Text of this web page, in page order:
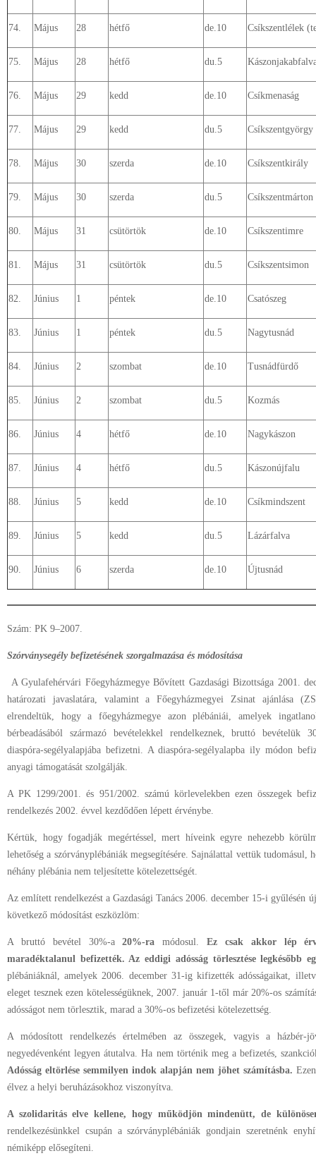
74. Május 28 hétfő de.10 Csíkszentlélek
75. Május 28 hétfő du.5
76. Május 29 kedd de.10 Csíkmenaság
77. Május 29 kedd du.5 Csíkszentgyörgy
78. Május 30 szerda de.10 Csíkszentkirály
79. Május 30 szerda du.5 Csíkszentmárton
80. Május 31 csütörtök de.10 Csíkszentimre
81. Május 31 csütörtök du.5 Csíkszentsimon
82. Június 1 péntek de.10 Csatószeg
83. Június 1 péntek du.5 Nagytusnád
84. Június 2 szombat de.10 Tusnádfürdő
85. Június 2 szombat du.5 Kozmás
86. Június 4 hétfő de.10 Nagykászon
87. Június 4 hétfő du.5 Kászonújfalu
88. Június 5 kedd de.10 Csíkmindszent
89. Június 5 kedd du.5 Lázárfalva
90. Június 6 szerda de.10 Újtusnád
Szám: PK 9–2007.
Szórványsegély befizetésének szorgalmazása és módosítása
A Gyulafehérvári Főegyházmegye Bővített Gazdasági Bizottsága 2001.
határozati javaslatára, valamint a Főegyházmegyei Zsinat ajánlása
elrendeltük, hogy a főegyházmegye azon plébániái, amelyek
bérbeadásából származó bevételekkel rendelkeznek, bruttó bevételük
diaspóra-segélyalapjába befizetni. A diaspóra-segélyalapba ily módon
anyagi támogatását szolgálják.
A PK 1299/2001. és 951/2002. számú körlevelekben ezen összegek
rendelkezés 2002. évvel kezdődően lépett érvénybe.
Kértük, hogy fogadják megértéssel, mert híveink egyre nehezebb
lehetőség a szórványplébániák megsegítésére. Sajnálattal vettük
néhány plébánia nem teljesítette kötelezettségét.
Az említett rendelkezést a Gazdasági Tanács 2006. december 15-i gyűlésén
következő módosítást eszközlöm:
A bruttó bevétel 30%-a20%-ra módosul.Ez csak akkor lép
maradéktalanul befizették. Az eddigi adósság törlesztése legkésőbb
plébániáknál, amelyek 2006. december 31-ig kifizették adósságaikat,
eleget tesznek ezen kötelességüknek, 2007. január 1-től már 20%-os
adósságot nem törlesztik, marad a 30%-os befizetési kötelezettség.
A módosított rendelkezés értelmében az összegek, vagyis a házbér-
negyedévenként legyen átutalva. Ha nem történik meg a befizetés,
Adósság eltörlése semmilyen indok alapján nem jöhet számításba.
élvez a helyi beruházásokhoz viszonyítva.
A szolidaritás elve kellene, hogy működjön mindenütt, de
rendelkezésünkkel csupán a szórványplébániák gondjain szeretnénk
némiképp elősegíteni.